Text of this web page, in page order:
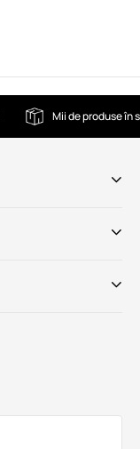
Mii de produse în